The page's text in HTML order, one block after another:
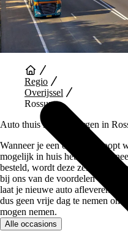
Auto Diensten
Regio
Overijssel
Rossum
Auto thuis laten bezorgen in
Wanneer je een occasion koopt
mogelijk in huis hebben.
besteld, wordt deze zelfs bij je
bij ons van de voordelen van
laat je nieuwe auto afleveren op
dus geen vrije dag te nemen om
mogen nemen.
Alle occasions